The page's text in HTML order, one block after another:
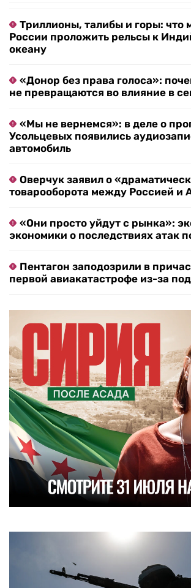
Триллионы, талибы и горы: что
России проложить рельсы к
океану
«Донор без права голоса»:
не превращаются во влияние в
«Мы не вернемся»: в деле о
Усольцевых появились
автомобиль
Оверчук заявил о
товарооборота между Россией и
«Они просто уйдут с рынка»:
экономики о последствиях атак
Пентагон заподозрили в
первой авиакатастрофе из-за